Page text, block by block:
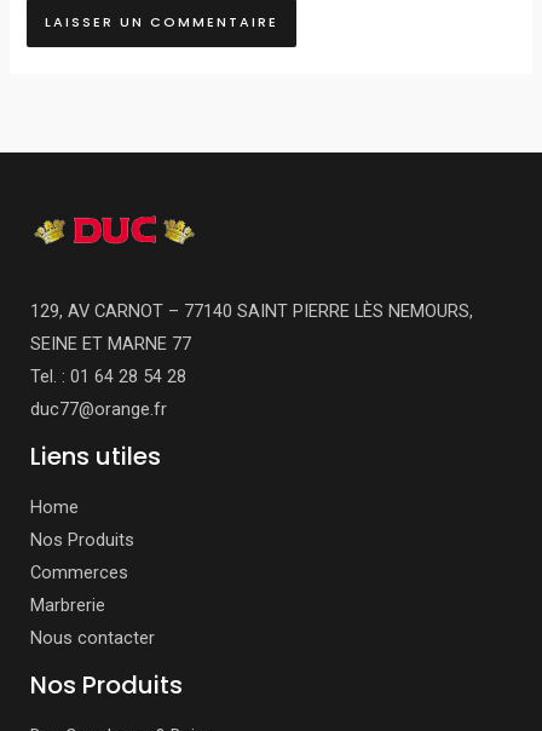
129, AV CARNOT – 77140 SAINT PIERRE LÈS NEMOURS,
SEINE ET MARNE 77
Tel. : 01 64 28 54 28
duc77@orange.fr
Liens utiles
Home
Nos Produits
Commerces
Marbrerie
Nous contacter
Nos Produits